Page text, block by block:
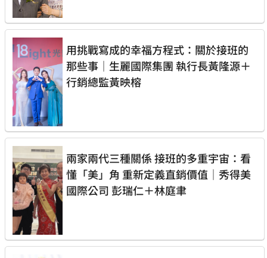
用挑戰寫成的幸福方程式：關於接班的
那些事｜生麗國際集團 執行長黃隆源＋
行銷總監黃映榕
兩家兩代三種關係 接班的多重宇宙：看
懂「美」角 重新定義直銷價值｜秀得美
國際公司 彭瑞仁＋林庭聿